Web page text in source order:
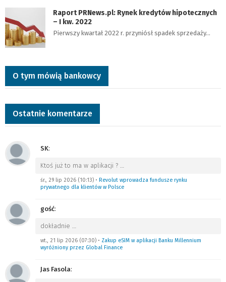
Raport PRNews.pl: Rynek kredytów hipotecznych
– I kw. 2022
Pierwszy kwartał 2022 r. przyniósł spadek sprzedaży…
O tym mówią bankowcy
Ostatnie komentarze
SK:
Ktoś już to ma w aplikacji ? …
śr., 29 lip 2026 (10:13) • Revolut wprowadza fundusze rynku
prywatnego dla klientów w Polsce
gość:
dokładnie …
wt., 21 lip 2026 (07:30) • Zakup eSIM w aplikacji Banku Millennium
wyróżniony przez Global Finance
Jas Fasola: